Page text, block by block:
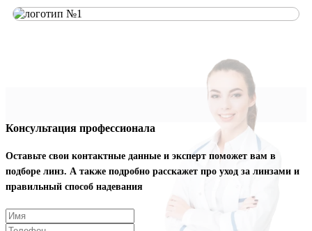
Консультация профессионала
Оставьте свои контактные данные и эксперт поможет вам в
подборе линз. А также подробно расскажет про уход за линзами и
правильный способ надевания